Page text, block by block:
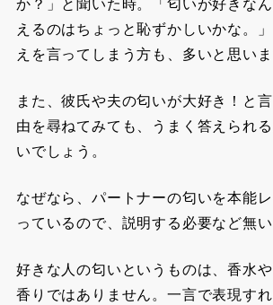
えるのはちょっと恥ずかしいかな。
えを言ってしまう方も、多いと思いま
また、彼氏や夫の匂いが大好き！と
由を尋ねてみても、うまく答えられ
いでしょう。
なぜなら、パートナーの匂いを本能
っているので、説明する必要など無い
好きな人の匂いというものは、香水
香りではありません。一言で表現す